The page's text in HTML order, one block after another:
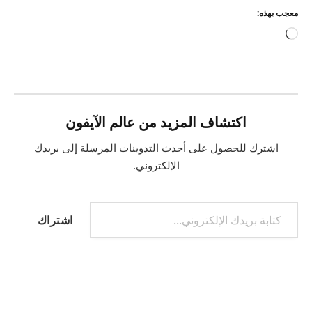
معجب بهذه:
جاري
اكتشاف المزيد من عالم الآيفون
اشترك للحصول على أحدث التدوينات المرسلة إلى بريدك
الإلكتروني.
كتابة بريدك الإلكتروني...
اشتراك